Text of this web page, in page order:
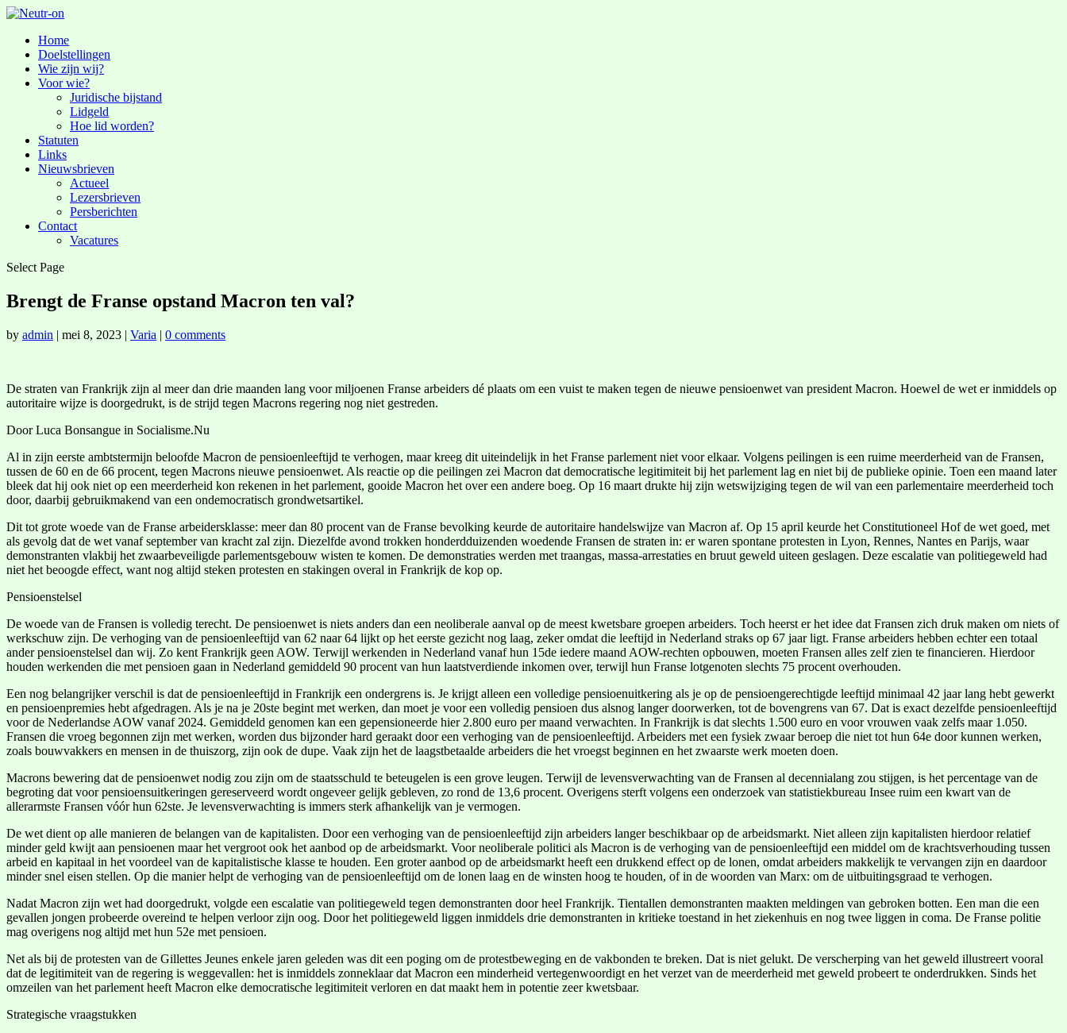
Home
Doelstellingen
Wie zijn wij?
Voor wie?
Juridische bijstand
Lidgeld
Hoe lid worden?
Statuten
Links
Nieuwsbrieven
Actueel
Lezersbrieven
Persberichten
Contact
Vacatures
Select Page
Brengt de Franse opstand Macron ten val?
by admin | mei 8, 2023 | Varia | 0 comments
De straten van Frankrijk zijn al meer dan drie maanden lang voor miljoenen Franse arbeiders dé plaats om een vuist te maken tegen de nieuwe pensioenwet van president Macron. Hoewel de wet er inmiddels op
autoritaire wijze is doorgedrukt, is de strijd tegen Macrons regering nog niet gestreden.
Door Luca Bonsangue in Socialisme.Nu
Al in zijn eerste ambtstermijn beloofde Macron de pensioenleeftijd te verhogen, maar kreeg dit uiteindelijk in het Franse parlement niet voor elkaar. Volgens peilingen is een ruime meerderheid van de Fransen,
tussen de 60 en de 66 procent, tegen Macrons nieuwe pensioenwet. Als reactie op die peilingen zei Macron dat democratische legitimiteit bij het parlement lag en niet bij de publieke opinie. Toen een maand later
bleek dat hij ook niet op een meerderheid kon rekenen in het parlement, gooide Macron het over een andere boeg. Op 16 maart drukte hij zijn wetswijziging tegen de wil van een parlementaire meerderheid toch
door, daarbij gebruikmakend van een ondemocratisch grondwetsartikel.
Dit tot grote woede van de Franse arbeidersklasse: meer dan 80 procent van de Franse bevolking keurde de autoritaire handelswijze van Macron af. Op 15 april keurde het Constitutioneel Hof de wet goed, met
als gevolg dat de wet vanaf september van kracht zal zijn. Diezelfde avond trokken honderdduizenden woedende Fransen de straten in: er waren spontane protesten in Lyon, Rennes, Nantes en Parijs, waar
demonstranten vlakbij het zwaarbeveiligde parlementsgebouw wisten te komen. De demonstraties werden met traangas, massa-arrestaties en bruut geweld uiteen geslagen. Deze escalatie van politiegeweld had
niet het beoogde effect, want nog altijd steken protesten en stakingen overal in Frankrijk de kop op.
Pensioenstelsel
De woede van de Fransen is volledig terecht. De pensioenwet is niets anders dan een neoliberale aanval op de meest kwetsbare groepen arbeiders. Toch heerst er het idee dat Fransen zich druk maken om niets of
werkschuw zijn. De verhoging van de pensioenleeftijd van 62 naar 64 lijkt op het eerste gezicht nog laag, zeker omdat die leeftijd in Nederland straks op 67 jaar ligt. Franse arbeiders hebben echter een totaal
ander pensioenstelsel dan wij. Zo kent Frankrijk geen AOW. Terwijl werkenden in Nederland vanaf hun 15de iedere maand AOW-rechten opbouwen, moeten Fransen alles zelf zien te financieren. Hierdoor
houden werkenden die met pensioen gaan in Nederland gemiddeld 90 procent van hun laatstverdiende inkomen over, terwijl hun Franse lotgenoten slechts 75 procent overhouden.
Een nog belangrijker verschil is dat de pensioenleeftijd in Frankrijk een ondergrens is. Je krijgt alleen een volledige pensioenuitkering als je op de pensioengerechtigde leeftijd minimaal 42 jaar lang hebt gewerkt
en pensioenpremies hebt afgedragen. Als je na je 20ste begint met werken, dan moet je voor een volledig pensioen dus alsnog langer doorwerken, tot de bovengrens van 67. Dat is exact dezelfde pensioenleeftijd
voor de Nederlandse AOW vanaf 2024. Gemiddeld genomen kan een gepensioneerde hier 2.800 euro per maand verwachten. In Frankrijk is dat slechts 1.500 euro en voor vrouwen vaak zelfs maar 1.050.
Fransen die vroeg begonnen zijn met werken, worden dus bijzonder hard geraakt door een verhoging van de pensioenleeftijd. Arbeiders met een fysiek zwaar beroep die niet tot hun 64e door kunnen werken,
zoals bouwvakkers en mensen in de thuiszorg, zijn ook de dupe. Vaak zijn het de laagstbetaalde arbeiders die het vroegst beginnen en het zwaarste werk moeten doen.
Macrons bewering dat de pensioenwet nodig zou zijn om de staatsschuld te beteugelen is een grove leugen. Terwijl de levensverwachting van de Fransen al decennialang zou stijgen, is het percentage van de
begroting dat voor pensioensuitkeringen gereserveerd wordt ongeveer gelijk gebleven, zo rond de 13,6 procent. Overigens sterft volgens een onderzoek van statistiekbureau Insee ruim een kwart van de
allerarmste Fransen vóór hun 62ste. Je levensverwachting is immers sterk afhankelijk van je vermogen.
De wet dient op alle manieren de belangen van de kapitalisten. Door een verhoging van de pensioenleeftijd zijn arbeiders langer beschikbaar op de arbeidsmarkt. Niet alleen zijn kapitalisten hierdoor relatief
minder geld kwijt aan pensioenen maar het vergroot ook het aanbod op de arbeidsmarkt. Voor neoliberale politici als Macron is de verhoging van de pensioenleeftijd een middel om de krachtsverhouding tussen
arbeid en kapitaal in het voordeel van de kapitalistische klasse te houden. Een groter aanbod op de arbeidsmarkt heeft een drukkend effect op de lonen, omdat arbeiders makkelijk te vervangen zijn en daardoor
minder snel eisen stellen. Op die manier helpt de verhoging van de pensioenleeftijd om de lonen laag en de winsten hoog te houden, of in de woorden van Marx: om de uitbuitingsgraad te verhogen.
Nadat Macron zijn wet had doorgedrukt, volgde een escalatie van politiegeweld tegen demonstranten door heel Frankrijk. Tientallen demonstranten maakten meldingen van gebroken botten. Een man die een
gevallen jongen probeerde overeind te helpen verloor zijn oog. Door het politiegeweld liggen inmiddels drie demonstranten in kritieke toestand in het ziekenhuis en nog twee liggen in coma. De Franse politie
mag overigens nog altijd met hun 52e met pensioen.
Net als bij de protesten van de Gillettes Jeunes enkele jaren geleden was dit een poging om de protestbeweging en de vakbonden te breken. Dat is niet gelukt. De verscherping van het geweld illustreert vooral
dat de legitimiteit van de regering is weggevallen: het is inmiddels zonneklaar dat Macron een minderheid vertegenwoordigt en het verzet van de meerderheid met geweld probeert te onderdrukken. Sinds het
omzeilen van het parlement heeft Macron elke democratische legitimiteit verloren en dat maakt hem in potentie zeer kwetsbaar.
Strategische vraagstukken